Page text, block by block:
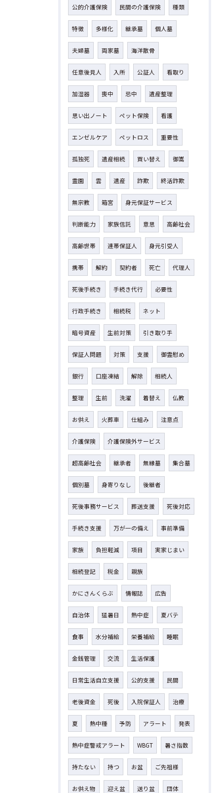
公的介護保険 民間の介護保険 種類
特徴 多様化 継承墓 個人墓
夫婦墓 両家墓 海洋散骨
任意後見人 入所 公証人 看取り
加湿器 喪中 忌中 遺産整理
思い出ノート ペット保険 看護
エンゼルケア ペットロス 重要性
孤独死 遺産相続 買い替え 御嵩
霊園 雲 遺産 詐欺 終活詐欺
無宗教 箱宮 身元保証サービス
判断能力 家族信託 意思 高齢社会
高齢世帯 連帯保証人 身元引受人
携帯 解約 契約者 死亡 代理人
死後手続き 手続き代行 必要性
行政手続き 相続税 ネット
暗号資産 生前対策 引き取り手
保証人問題 対策 支援 御霊慰め
銀行 口座凍結 解除 相続人
整理 生前 洗濯 着替え 仏教
お供え 火葬車 仕組み 注意点
介護保険 介護保険外サービス
超高齢社会 継承者 無縁墓 集合墓
個別墓 身寄りなし 後継者
死後事務サービス 葬送支援 死後対応
手続き支援 万が一の備え 事前準備
家族 負担軽減 項目 実家じまい
相続登記 税金 親族
かにさんくらぶ 情報誌 広告
自治体 猛暑日 熱中症 夏バテ
食事 水分補給 栄養補給 睡眠
金銭管理 交流 生活保護
日常生活自立支援 公的支援 民間
老後資金 死後 入院保証人 治療
夏 熱中種 予防 アラート 発表
熱中症警戒アラート WBGT 暑さ指数
持たない 持つ お盆 ご先祖様
お供え物 迎え盆 送り盆 団体